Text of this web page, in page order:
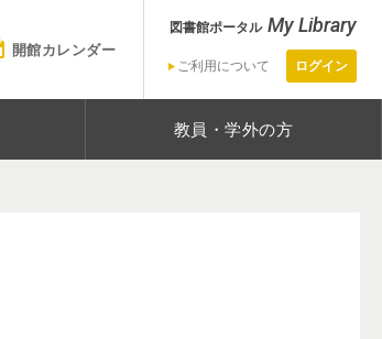
開館カレンダー
図書館ポータル My Library
ご利用について ログイン
教員・学外の方